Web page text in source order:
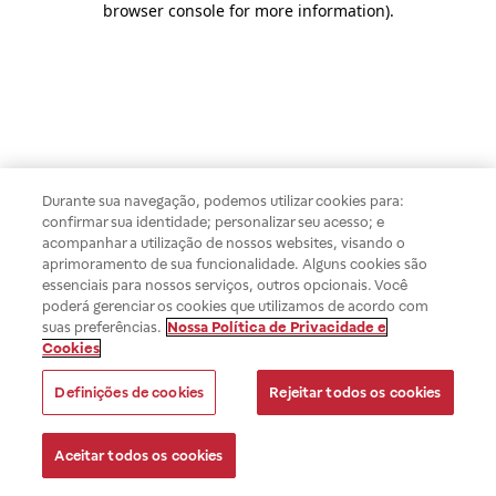
browser console for more information).
Durante sua navegação, podemos utilizar cookies para:
confirmar sua identidade; personalizar seu acesso; e
acompanhar a utilização de nossos websites, visando o
aprimoramento de sua funcionalidade. Alguns cookies são
essenciais para nossos serviços, outros opcionais. Você
poderá gerenciar os cookies que utilizamos de acordo com
suas preferências. Nossa Política de Privacidade e
Cookies
Definições de cookies Rejeitar todos os cookies
Aceitar todos os cookies